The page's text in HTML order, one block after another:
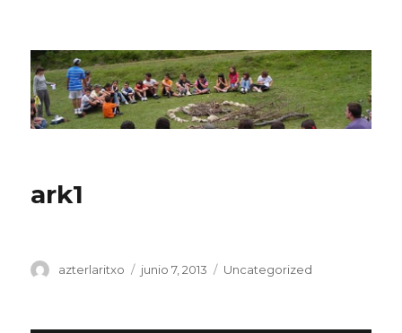
CPN Azterlariak
ark1
Autor
azterlaritxo
Publicado
junio 7, 2013 Categorías
Uncategorized